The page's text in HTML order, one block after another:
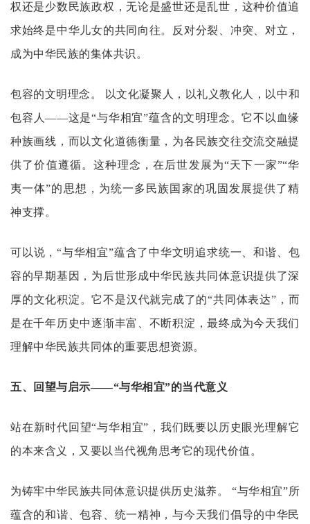
权还是少数民族政权，无论是盛世还是乱世，这种价值追
求始终是中华儿女的共同向往。反对分裂、冲突、对立，
成为中华民族的集体共识。
包容的文明理念。
以文化凝聚人，以礼义教化人，以中和
包容人——这是“与华相宜”蕴含的文明理念。它不以血缘
种族画线，而以文化道德衡量，为各民族交往交流交融提
供了价值遵循。这种理念，在后世发展为“天下一家”“华
夷一体”的思想，为统一多民族国家的巩固发展提供了精
神支撑。
可以说，“与华相宜”蕴含了中华文明追求统一、和谐、包
容的早期基因，为后世形成中华民族共同体意识提供了深
厚的文化积淀。它不是汉代就完成了的“共同体表达”，而
是在千年历史中逐渐丰富、不断积淀，最终成为今天我们
理解中华民族共同体的重要思想资源。
五、回望与启示——“与华相宜”的当代意义
站在新时代回望“与华相宜”，我们既要以历史眼光理解它
的本来含义，又要以当代视角思考它的现代价值。
为铸牢中华民族共同体意识提供历史滋养。
“与华相宜”所
蕴含的和谐、包容、统一精神，与今天我们倡导的中华民